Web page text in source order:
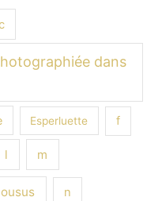
dans
Esperluette f
l m
n